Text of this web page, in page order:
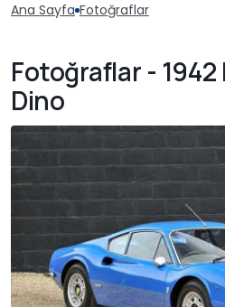
Ana Sayfa Fotoğraflar
Fotoğraflar -
Dino